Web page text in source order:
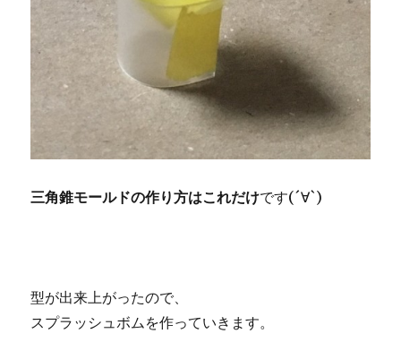
三角錐モールドの作り方はこれだけです(´∀`)
型が出来上がったので、
スプラッシュボムを作っていきます。